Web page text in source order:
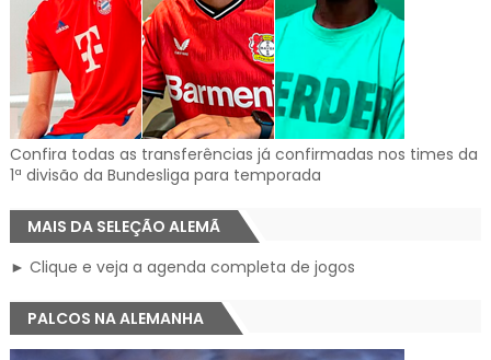
Confira todas as transferências já confirmadas nos times da
1ª divisão da Bundesliga para temporada
MAIS DA SELEÇÃO ALEMÃ
► Clique e veja a agenda completa de jogos
PALCOS NA ALEMANHA